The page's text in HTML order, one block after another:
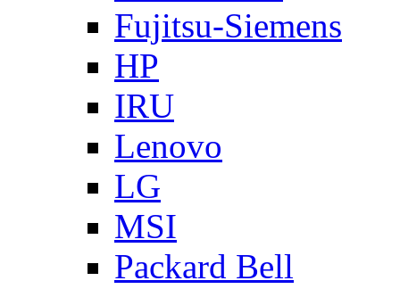
Fujitsu-Siemens
HP
IRU
Lenovo
LG
MSI
Packard Bell